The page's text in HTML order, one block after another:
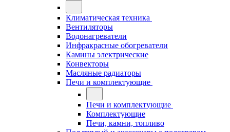
Климатическая техника
Вентиляторы
Водонагреватели
Инфракрасные обогреватели
Камины электрические
Конвекторы
Масляные радиаторы
Печи и комплектующие
Печи и комплектующие
Комплектующие
Печи, камни, топливо